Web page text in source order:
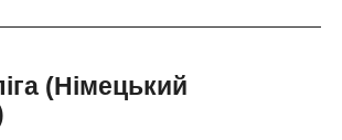
(Німецький